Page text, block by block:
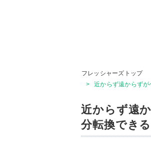
フレッシャーズトップ
>
近からず遠からず
近からず遠
分転換でき